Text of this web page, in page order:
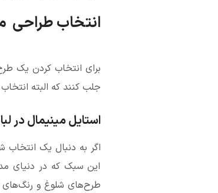
انتخاب طراحی‌
برای انتخاب کردن یک
جلب کنند که البته
استایل مینیمال
اگر به دنبال یک
این سبک که در دنیای
طرح‌های شلوغ و